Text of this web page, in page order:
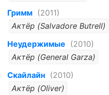
Гримм (2011)
Актёр (Salvadore Butrell)
Неудержимые (2010)
Актёр (General Garza)
Скайлайн (2010)
Актёр (Oliver)